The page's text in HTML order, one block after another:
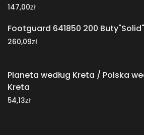
147,00zł
Footguard 641850 200 Buty"Solid"
260,09zł
Planeta według Kreta / Polska
Kreta
54,13zł